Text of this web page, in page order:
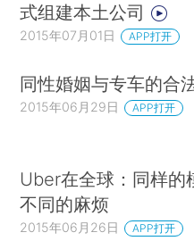
式组建本土公司
2015年07月01日 APP打开
同性婚姻与专车的合
2015年06月29日 APP打开
Uber在全球：同样的
不同的麻烦
2015年06月26日 APP打开